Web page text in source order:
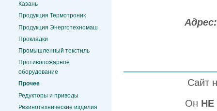
Казань
Продукция Термотроник
Продукция Энерготехномаш
Прокладки
Промышленный текстиль
Противопожарное
оборудование
Прочее
Редукторы и приводы
Резинотехнические изделия
Сайт
Он НЕ